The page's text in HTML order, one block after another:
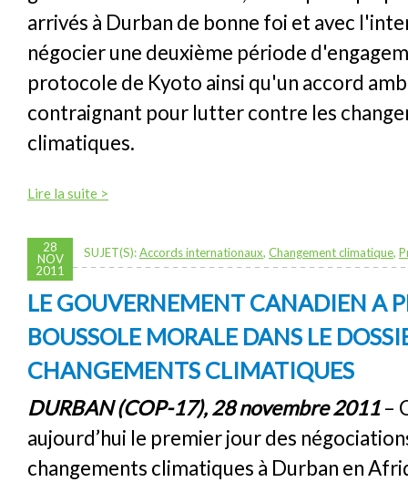
arrivés à Durban de bonne foi et avec
négocier une deuxième période
protocole de Kyoto ainsi qu'un accord
contraignant pour lutter contre les
climatiques.
Lire la suite >
28
NOV
2011
SUJET(S):Accords internationaux, Changement climatique,
LE GOUVERNEMENT CANADIEN A
BOUSSOLE MORALE DANS LE
CHANGEMENTS CLIMATIQUES
DURBAN (COP-17), 28 novembre 2011–
aujourd’hui le premier jour des
changements climatiques à Durban en